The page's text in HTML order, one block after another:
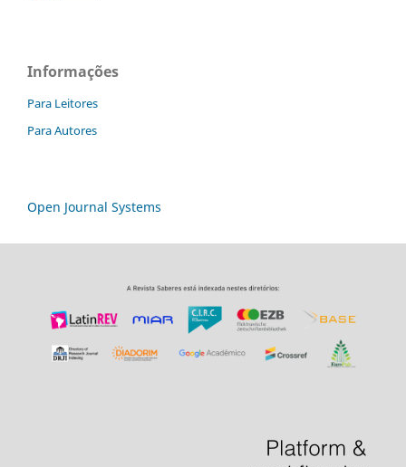
Informações
Para Leitores
Para Autores
Open Journal Systems